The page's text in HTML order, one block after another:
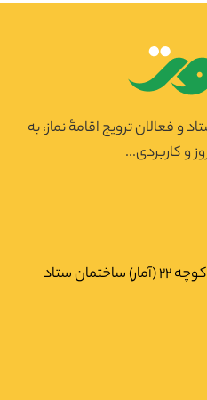
و فعالان ترویج اقامۀ نماز، به
و کاربردی...
قم، خیابان شهدا (صفائیه)، کوچه ۲۲ (آمار) ساختمان ستاد